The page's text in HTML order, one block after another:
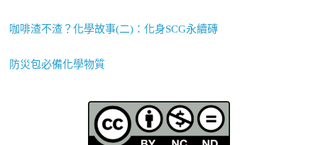
咖啡渣不渣？化學故事(二)：化身SCG永續磚
防災包必備化學物質